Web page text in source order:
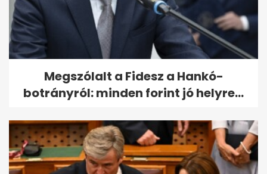
Megszólalt a Fidesz a Hankó-
botrányról: minden forint jó helyre...